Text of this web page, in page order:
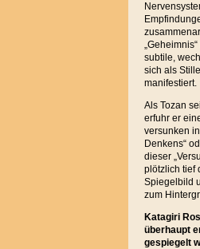
subtile,
sich als
manifestiert.
Als Tozan
erfuhr er
versunken
Denkens“
dieser
plötzlich tief
Spiegelbild
zum
Katagiri
überhaupt
gespiegelt